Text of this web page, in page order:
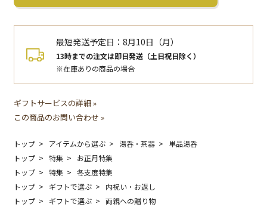
最短発送予定日：8月10日（月）
13時までの注文は即日発送（土日祝日除く）
※在庫ありの商品の場合
ギフトサービスの詳細 »
この商品のお問い合わせ »
トップ アイテムから選ぶ 湯呑・茶器
単品湯呑
トップ
特集
お正月特集
トップ
特集
冬支度特集
トップ
ギフトで選ぶ
内祝い・お返し
トップ
ギフトで選ぶ
両親への贈り物